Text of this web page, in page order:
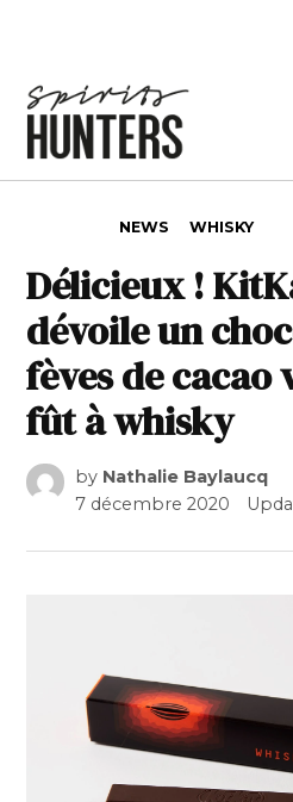
NEWS WHISKY
Délicieux !
dévoile un
fèves de cacao
fût à whisky
by Nathalie Baylaucq
7 décembre 2020